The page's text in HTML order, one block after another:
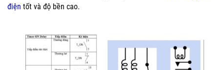
điện tốt và độ bền cao.